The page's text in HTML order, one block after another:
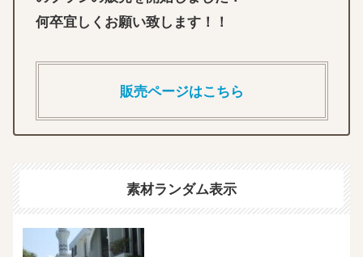
何卒宜しくお願い致します！！
販売ページはこちら
素材ランダム表示